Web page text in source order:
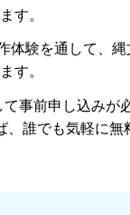
す。
体験を通して、縄
す。
事前申し込みが
、誰でも気軽に無